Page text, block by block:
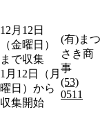
12月12日
（金曜日）
まで収集
1月12日（月
曜日）から
収集開始
(有)まつ
さき商
事
(53)
0511